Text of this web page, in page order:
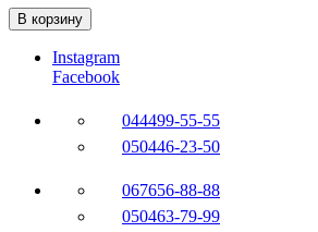
В корзину
Instagram
Facebook
044499-55-55
050446-23-50
067656-88-88
050463-79-99